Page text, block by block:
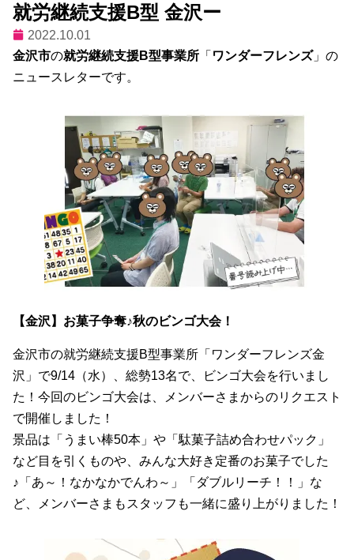
就労継続支援B型 金沢ー
2022.10.01
金沢市の就労継続支援B型事業所 「 ワンダーフレンズ」の
ニュースレターです。
【金沢】お菓子争奪♪秋のビンゴ大会！
金沢市の就労継続支援B型事業所「ワンダーフレンズ金
沢」で9/14（水）、総勢13名で、ビンゴ大会を行いまし
た！今回のビンゴ大会は、メンバーさまからのリクエスト
で開催しました！
景品は「うまい棒50本」や「駄菓子詰め合わせパック」
など目を引くものや、みんな大好き定番のお菓子でした
♪「あ～！なかなかでんわ～」「ダブルリーチ！！」な
ど、メンバーさまもスタッフも一緒に盛り上がりました！